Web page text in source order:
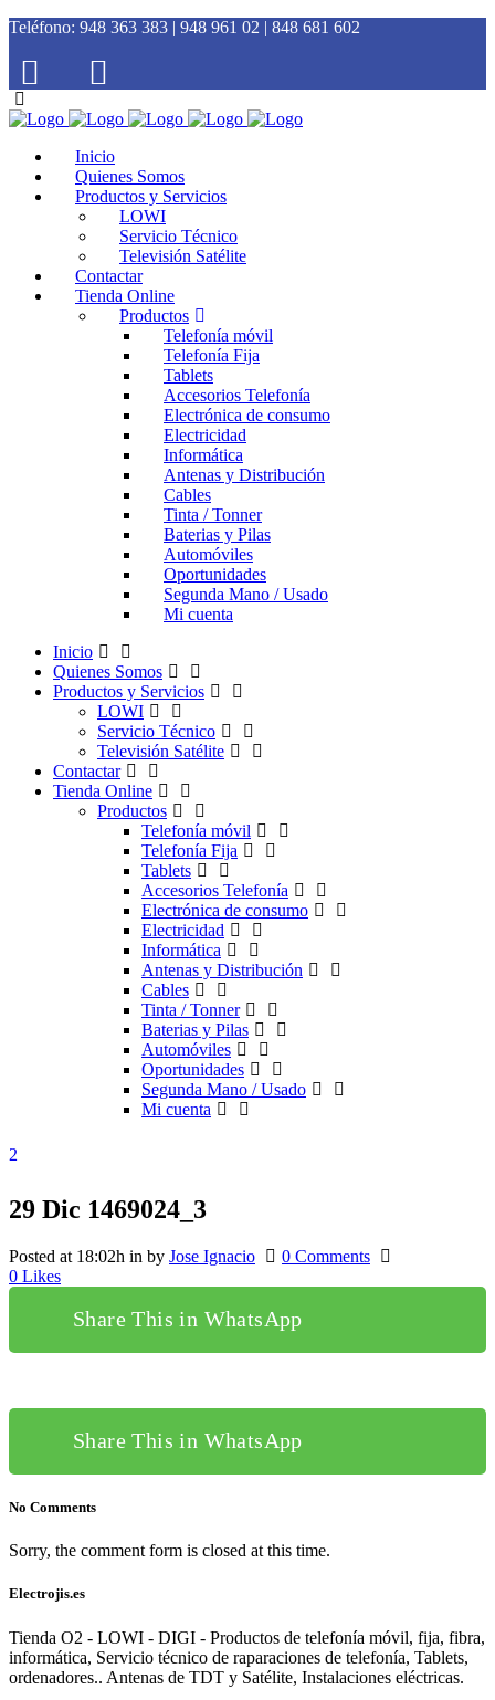
Teléfono: 948 363 383 | 948 961 02 | 848 681 602
Inicio
Quienes Somos
Productos y Servicios
LOWI
Servicio Técnico
Televisión Satélite
Contactar
Tienda Online
Productos
Telefonía móvil
Telefonía Fija
Tablets
Accesorios Telefonía
Electrónica de consumo
Electricidad
Informática
Antenas y Distribución
Cables
Tinta / Tonner
Baterias y Pilas
Automóviles
Oportunidades
Segunda Mano / Usado
Mi cuenta
Inicio
Quienes Somos
Productos y Servicios
LOWI
Servicio Técnico
Televisión Satélite
Contactar
Tienda Online
Productos
Telefonía móvil
Telefonía Fija
Tablets
Accesorios Telefonía
Electrónica de consumo
Electricidad
Informática
Antenas y Distribución
Cables
Tinta / Tonner
Baterias y Pilas
Automóviles
Oportunidades
Segunda Mano / Usado
Mi cuenta
29 Dic 1469024_3
Posted at 18:02h in by Jose Ignacio
0 Comments
0 Likes
Share This in WhatsApp
Share This in WhatsApp
No Comments
Sorry, the comment form is closed at this time.
Electrojis.es
Tienda O2 - LOWI - DIGI - Productos de telefonía móvil, fija, fibra,
informática, Servicio técnico de raparaciones de telefonía, Tablets,
ordenadores.. Antenas de TDT y Satélite, Instalaciones eléctricas.